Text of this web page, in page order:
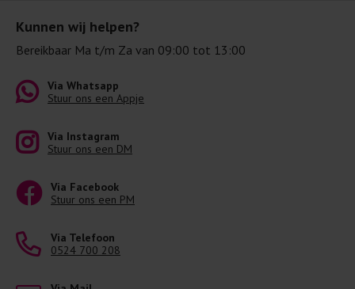
Kunnen wij helpen?
Bereikbaar Ma t/m Za van 09:00 tot 13:00
Via Whatsapp
Stuur ons een Appje
Via Instagram
Stuur ons een DM
Via Facebook
Stuur ons een PM
Via Telefoon
0524 700 208